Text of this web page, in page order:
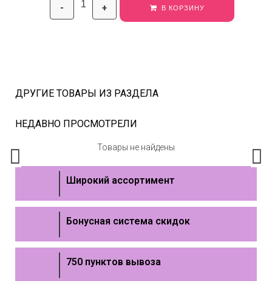
- + В КОРЗИНУ
ДРУГИЕ ТОВАРЫ ИЗ РАЗДЕЛА
НЕДАВНО ПРОСМОТРЕЛИ
Товары не найдены
Широкий ассортимент
Бонусная система скидок
750 пунктов вывоза